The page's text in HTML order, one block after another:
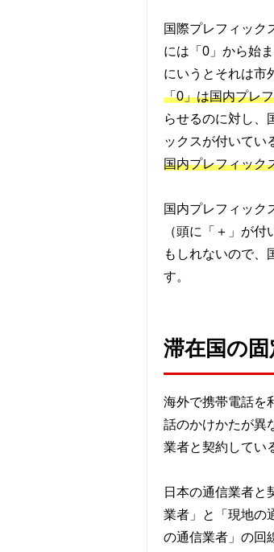
国際プレフィック
には「0」から始
にいうとそれは市
「0」は国内プレ
らせるのに対し、
ックスが付いてい
国内プレフィック
国内プレフィック
（頭に「＋」が
もしれないので、
す。
滞在国の
海外で携帯電話を
話のかけかたが異
業者と契約してい
日本の通信業者と
業者」と「現地の
の通信業者」の回